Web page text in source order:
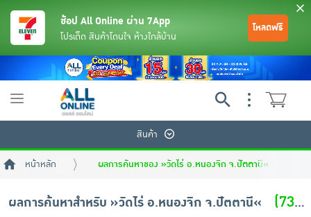
ช้อป All Online ผ่าน 7App
โปรเด็ด สินค้าโดนใจ ห้างใกล้บ้าน
โหลดฟรี
Toggle
สินค้า
หน้าหลัก ผลการค้นหาของ »วัดไร่ อ.หนองจิก จ.ปัตตานี«
ผลการค้นหาสำหรับ »วัดไร่ อ.หนองจิก จ.ปัตตานี« (734 สินค้า)